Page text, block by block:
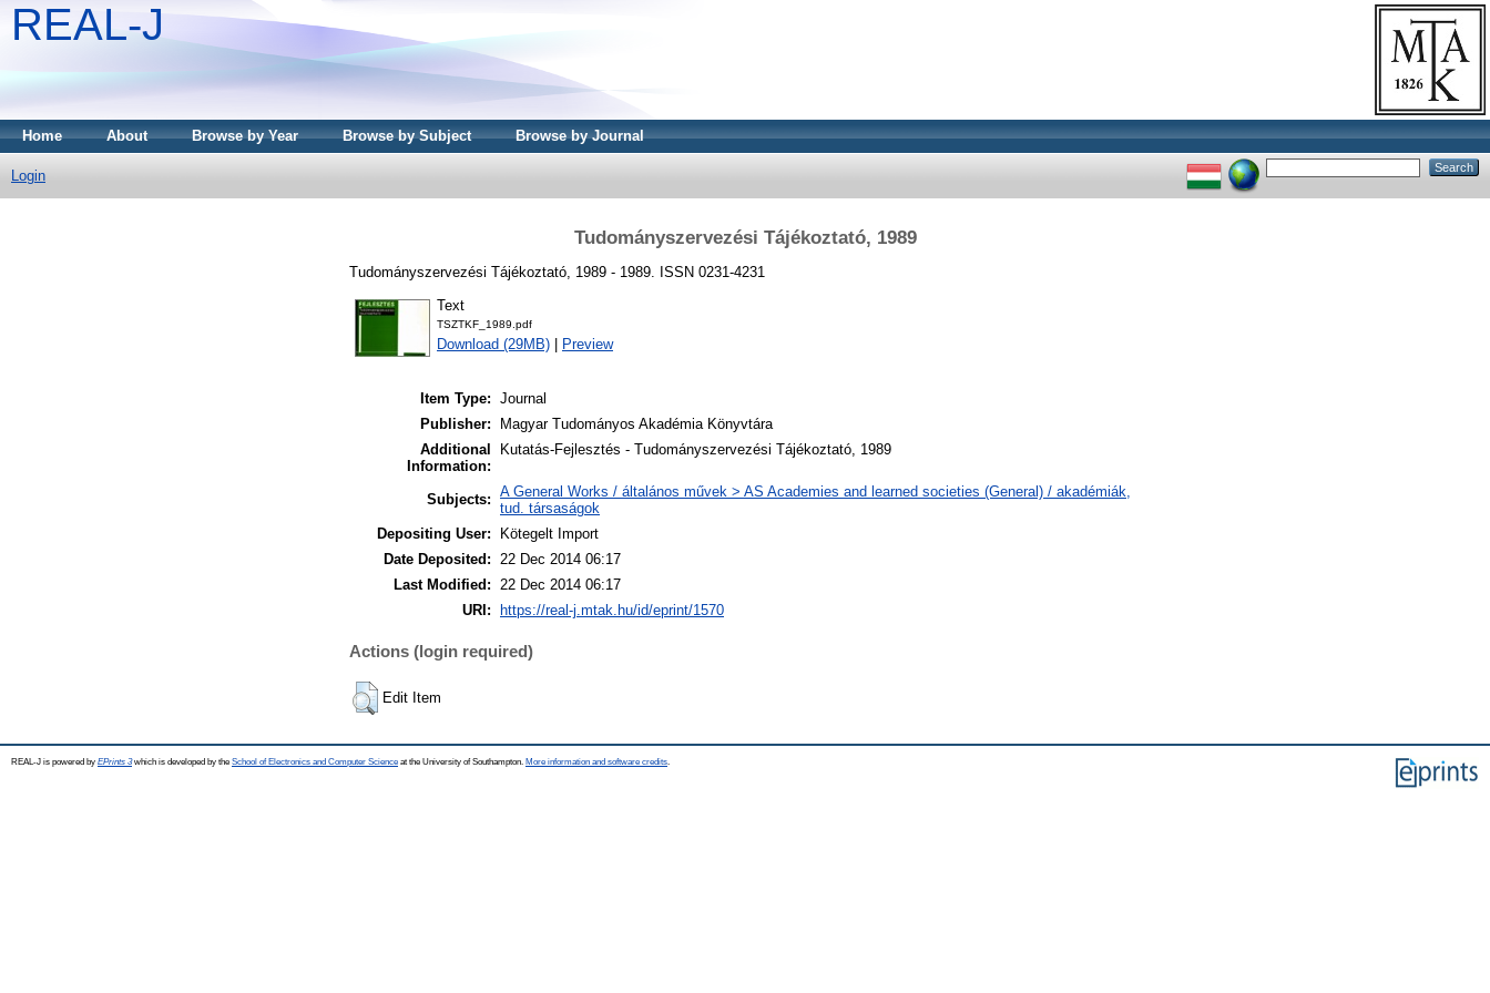
REAL-J
Home About Browse by Year Browse by Subject Browse by Journal
Login
Tudományszervezési Tájékoztató, 1989
Tudományszervezési Tájékoztató, 1989 - 1989. ISSN 0231-4231
Text
TSZTKF_1989.pdf
Download (29MB) Preview
Item Type: Journal
Publisher:
Magyar Tudományos Akadémia Könyvtára
Additional
Information:
Kutatás-Fejlesztés - Tudományszervezési Tájékoztató, 1989
Subjects: A General Works / általános művek > AS Academies and learned societies (General) / akadémiák,
tud. társaságok
Depositing User:
Kötegelt Import
Date Deposited: 22 Dec 2014 06:17
Last Modified: 22 Dec 2014 06:17
URI:
https://real-j.mtak.hu/id/eprint/1570
Actions (login required)
Edit Item
REAL-J is powered by EPrints 3which is developed by the School of Electronics and Computer Science at the University of Southampton. More information and software credits